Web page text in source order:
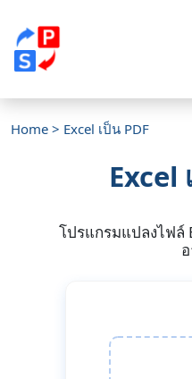
Home > Excel เป็น PDF
Excel
โปรแกรมแปลงไฟล์